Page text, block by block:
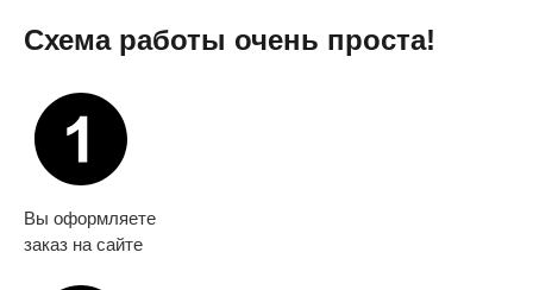
Схема работы очень проста!
Вы оформляете
заказ на сайте